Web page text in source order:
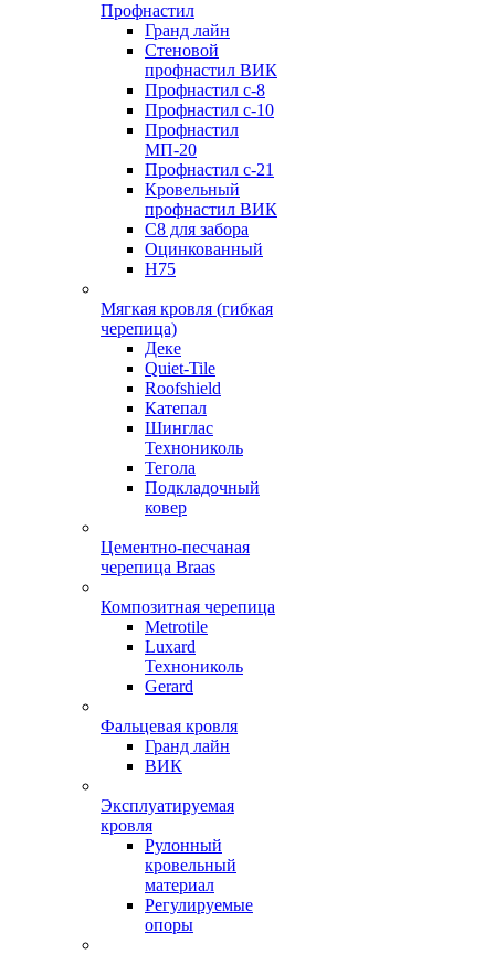
Профнастил
Гранд лайн
Стеновой
профнастил ВИК
Профнастил с-8
Профнастил с-10
Профнастил
МП-20
Профнастил с-21
Кровельный
профнастил ВИК
С8 для забора
Оцинкованный
Н75
Мягкая кровля (гибкая
черепица)
Деке
Quiet-Tile
Roofshield
Катепал
Шинглас
Технониколь
Тегола
Подкладочный
ковер
Цементно-песчаная
черепица Braas
Композитная черепица
Metrotile
Luxard
Технониколь
Gerard
Фальцевая кровля
Гранд лайн
ВИК
Эксплуатируемая
кровля
Рулонный
кровельный
материал
Регулируемые
опоры